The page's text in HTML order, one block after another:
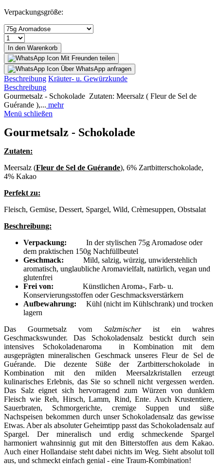
Verpackungsgröße:
In den Warenkorb
Mit Freunden teilen
Über WhatsApp anfragen
Beschreibung Kräuter- u. Gewürzkunde
Beschreibung
Gourmetsalz - Schokolade Zutaten: Meersalz ( Fleur de Sel de
Guérande ),... mehr
Menü schließen
Gourmetsalz - Schokolade
Zutaten:
Meersalz (Fleur de Sel de Guérande), 6% Zartbitterschokolade,
4% Kakao
Perfekt zu:
Fleisch, Gemüse, Dessert, Spargel, Wild, Crèmesuppen, Obstsalat
Beschreibung:
Verpackung: In der stylischen 75g Aromadose oder
dem praktischen 150g Nachfüllbeutel
Geschmack: Mild, salzig, würzig, unwiderstehlich
aromatisch, unglaubliche Aromavielfalt, natürlich, vegan und
glutenfrei
Frei von: Künstlichen Aroma-, Farb- u.
Konservierungsstoffen oder Geschmacksverstärkern
Aufbewahrung: Kühl (nicht im Kühlschrank) und trocken
lagern
Das Gourmetsalz vom Salzmischer ist ein wahres
Geschmackswunder. Das Schokoladensalz bestickt durch sein
intensives Schokoladenaroma in Kombination mit dem
ausgeprägten mineralischen Geschmack unseres Fleur de Sel de
Guérande. Die dezente Süße der Zartbitterschokolade in
Kombination mit den milden Meersalzkristallen erzeugt
kulinarisches Erlebnis, das Sie so schnell nicht vergessen werden.
Das Salz eignet sich hervorragend zum Würzen von dunklem
Fleisch wie Reh, Hirsch, Lamm, Rind, Ente. Auch Krustentiere,
Sauerbraten, Schmorgerichte, cremige Suppen und süße
Nachspeisen bekommen durch unser Schokoladensalz das gewisse
Etwas. Aber als absoluter Geheimtipp passt das Schokoladensalz auf
Spargel. Der mineralisch und erdig schmeckende Spargel
harmoniert wahnsinnig gut mit den Bitterstoffen aus dem Kakao.
Auch einer Hollandaise steht dabei nichts im Weg. Sieht absolut toll
aus, und schmeckt einfach genial - eine Traum-Kombination!